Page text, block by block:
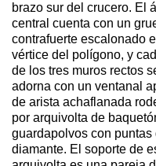
brazo sur del crucero. El
central cuenta con un
contrafuerte escalonado
vértice del polígono, y
de los tres muros rectos
adorna con un ventanal
de arista achaflanada
por arquivolta de
guardapolvos con puntas
diamante. El soporte de